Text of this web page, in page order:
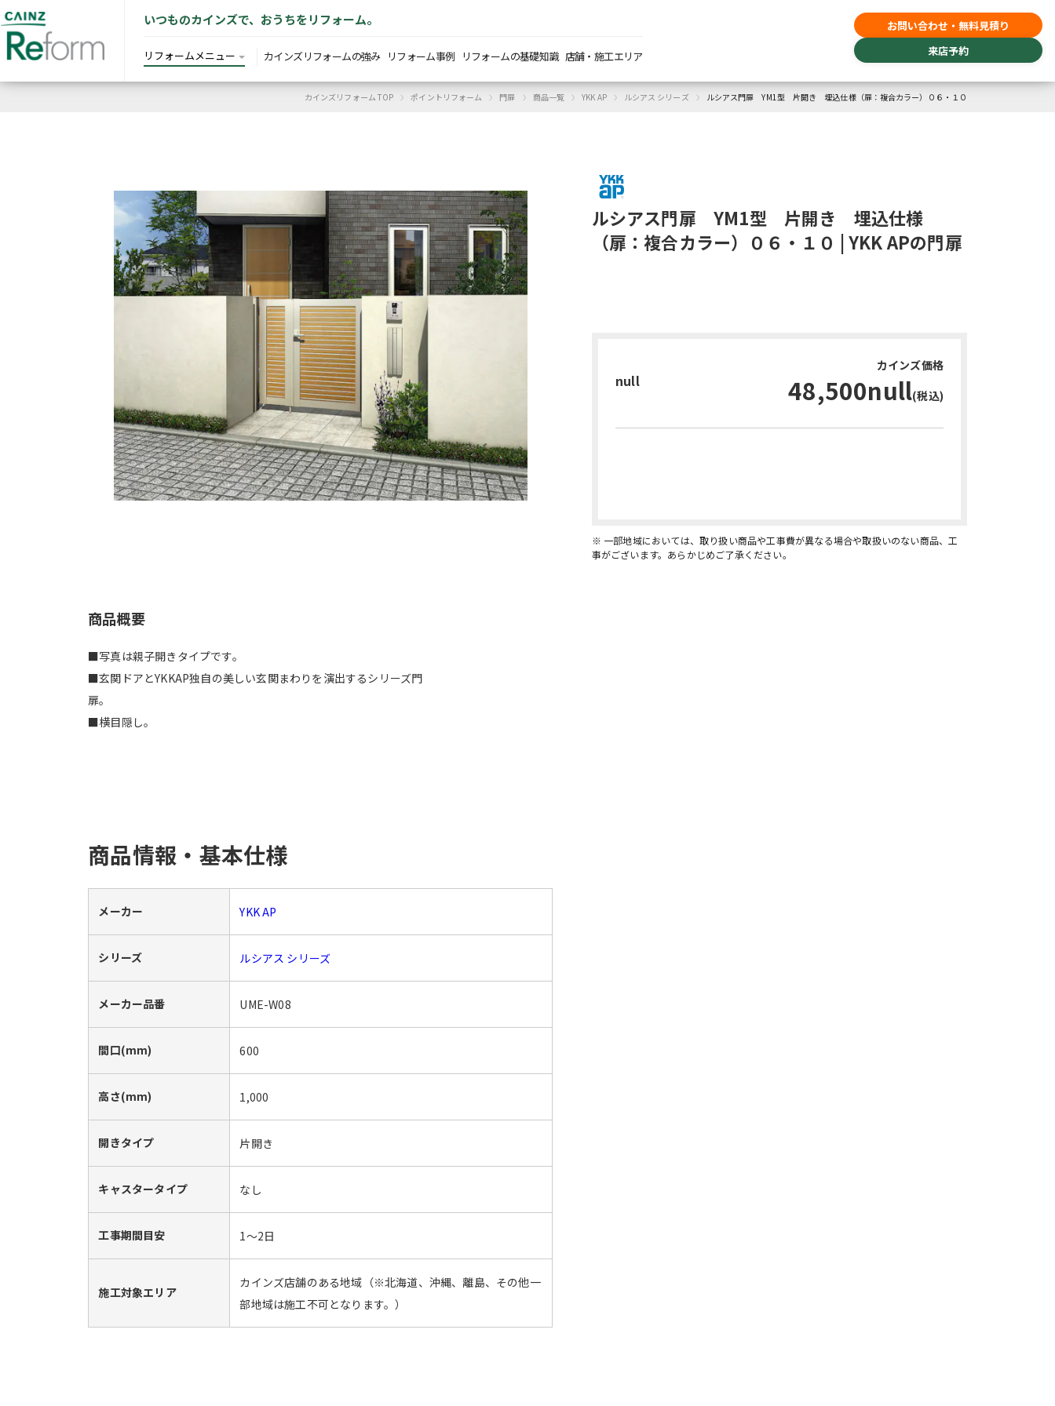
いつものカインズで、おうちをリフォーム。
リフォームメニュー カインズリフォームの強み リフォーム事例 リフォームの基礎知識 店舗・施工エリア
お問い合わせ・無料見積り
来店予約
カインズリフォーム TOP › ポイントリフォーム › 門扉 › 商品一覧 › YKK AP › ルシアス シリーズ › ルシアス門扉 YM1型 片開き 埋込仕様（扉：複合カラー）０６・１０
商品概要
■写真は親子開きタイプです。
■玄関ドアとYKKAP独自の美しい玄関まわりを演出するシリーズ門
扉。
■横目隠し。
ルシアス門扉 YM1型 片開き 埋込仕様
（扉：複合カラー）０６・１０ | YKK APの門扉
null
カインズ価格
48,500null(税込)
※ 一部地域においては、取り扱い商品や工事費が異なる場合や取扱いのない商品、工
事がございます。あらかじめご了承ください。
商品情報・基本仕様
メーカー YKK AP
シリーズ ルシアス シリーズ
メーカー品番 UME-W08
間口(mm) 600
高さ(mm) 1,000
開きタイプ 片開き
キャスタータイプ なし
工事期間目安 1～2日
施工対象エリア
カインズ店舗のある地域（※北海道、沖縄、離島、その他一
部地域は施工不可となります。）